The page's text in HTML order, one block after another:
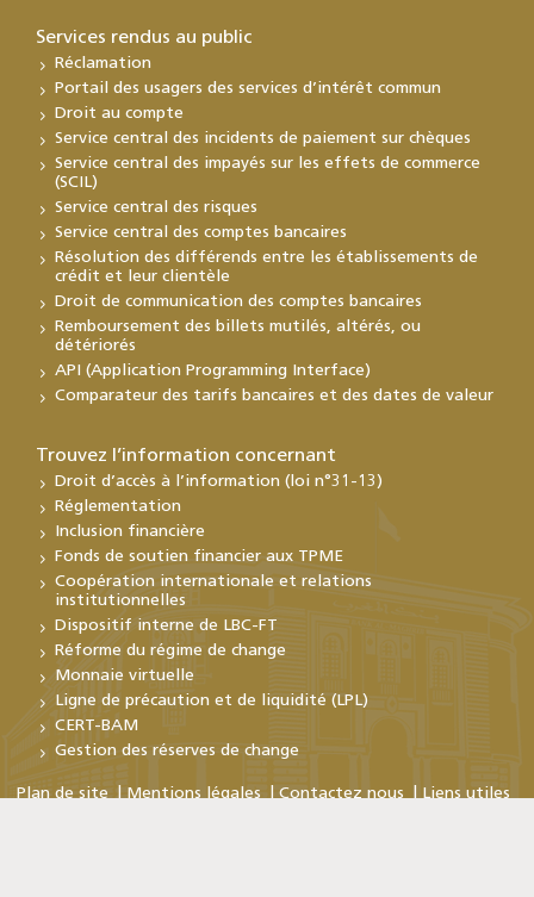
Services rendus au public
Réclamation
Portail des usagers des services d’intérêt commun
Droit au compte
Service central des incidents de paiement sur chèques
Service central des impayés sur les effets de commerce
(SCIL)
Service central des risques
Service central des comptes bancaires
Résolution des différends entre les établissements de
crédit et leur clientèle
Droit de communication des comptes bancaires
Remboursement des billets mutilés, altérés, ou
détériorés
API (Application Programming Interface)
Comparateur des tarifs bancaires et des dates de valeur
Trouvez l’information concernant
Droit d’accès à l’information (loi n°31-13)
Réglementation
Inclusion financière
Fonds de soutien financier aux TPME
Coopération internationale et relations
institutionnelles
Dispositif interne de LBC-FT
Réforme du régime de change
Monnaie virtuelle
Ligne de précaution et de liquidité (LPL)
CERT-BAM
Gestion des réserves de change
Plan de site Mentions légales Contactez nous Liens utiles